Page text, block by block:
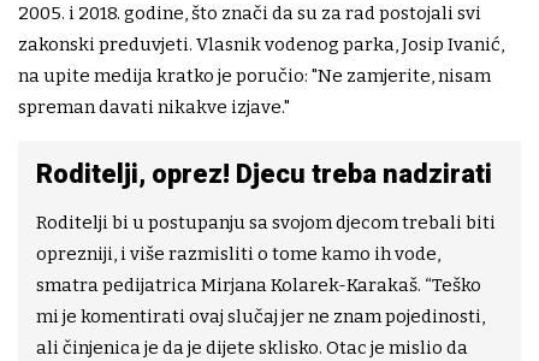
2005. i 2018. godine, što znači da su za rad postojali svi
zakonski preduvjeti. Vlasnik vodenog parka, Josip Ivanić,
na upite medija kratko je poručio: "Ne zamjerite, nisam
spreman davati nikakve izjave."
Roditelji, oprez! Djecu treba nadzirati
Roditelji bi u postupanju sa svojom djecom trebali biti
oprezniji, i više razmisliti o tome kamo ih vode,
smatra pedijatrica Mirjana Kolarek-Karakaš. “Teško
mi je komentirati ovaj slučaj jer ne znam pojedinosti,
ali činjenica je da je dijete sklisko. Otac je mislio da